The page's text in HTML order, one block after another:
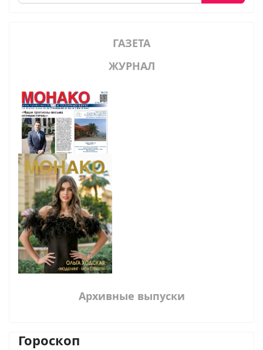
ГАЗЕТА
ЖУРНАЛ
Архивные выпуски
Гороскоп